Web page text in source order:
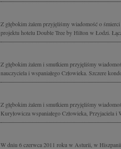
Z głębokim żalem przyjęliśmy wiadomość o
projektu hotelu Double Tree by Hilton w Łodzi.
Z głębokim żalem i smutkiem przyjęliśmy
nauczyciela i wspaniałego Człowieka. Szczere
Z głębokim żalem i smutkiem przyjęliśmy
Kuryłowicza wspaniałego Człowieka, Przyjaciela i
W dniu 6 czerwca 2011 roku w Asturii, w